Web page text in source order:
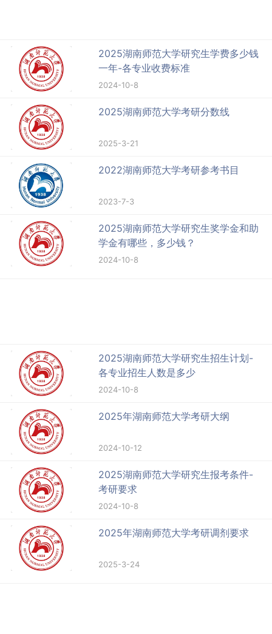
2025湖南师范大学研究生学费多少钱
一年-各专业收费标准
2024-10-8
2025湖南师范大学考研分数线
2025-3-21
2022湖南师范大学考研参考书目
2023-7-3
2025湖南师范大学研究生奖学金和助
学金有哪些，多少钱？
2024-10-8
2025湖南师范大学研究生招生计划-
各专业招生人数是多少
2024-10-8
2025年湖南师范大学考研大纲
2024-10-12
2025湖南师范大学研究生报考条件-
考研要求
2024-10-8
2025年湖南师范大学考研调剂要求
2025-3-24